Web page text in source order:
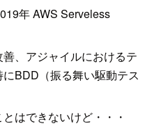
年 AWS Serveless
、アジャイルにおけるテ
BDD（振る舞い駆動テス
はできないけど・・・